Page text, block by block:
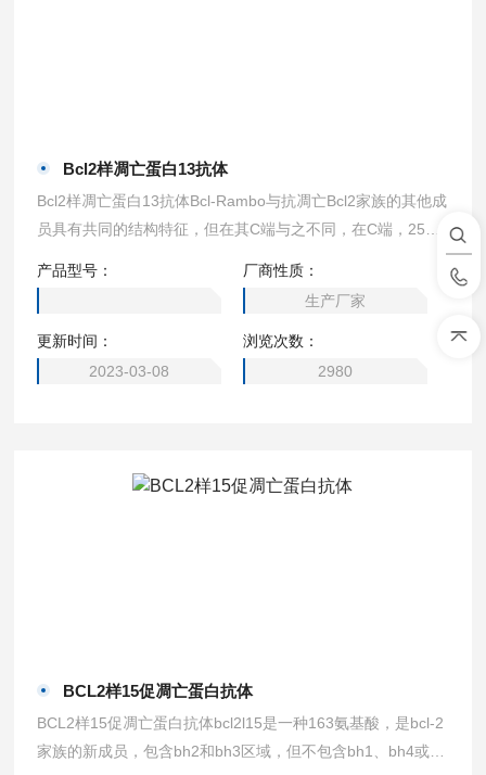
Bcl2样凋亡蛋白13抗体
Bcl2样凋亡蛋白13抗体Bcl-Rambo与抗凋亡Bcl2家族的其他成
员具有共同的结构特征，但在其C端与之不同，在C端，250
个氨基酸序列位于膜锚定区的前面。它也不同于其他凋亡前的
bcl-2家族成员，因为它的膜锚c末端区域负责其凋亡活性，而
不是其bcl-2同源基序。bcl-rambo可能促进caspase-3的活化
和凋亡。
产品型号：
厂商性质：
生产厂家
更新时间：
2023-03-08
浏览次数：
2980
BCL2样15促凋亡蛋白抗体
BCL2样15促凋亡蛋白抗体bcl2l15是一种163氨基酸，是bcl-2
家族的新成员，包含bh2和bh3区域，但不包含bh1、bh4或C